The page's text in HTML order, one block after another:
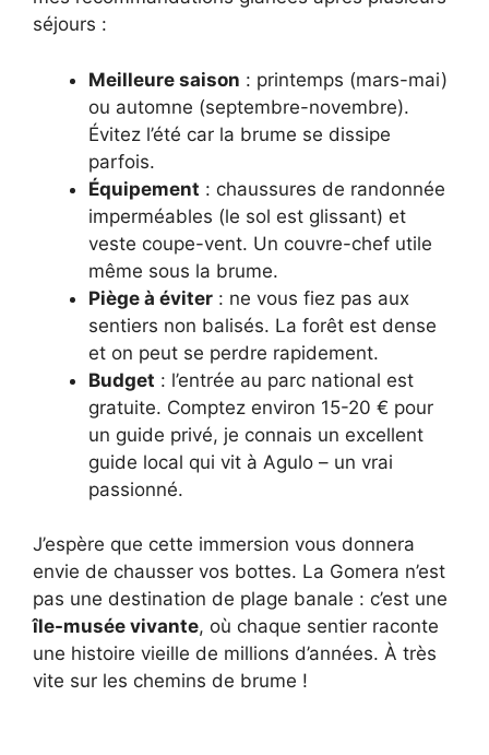
séjours :
Meilleure saison : printemps (mars-mai)
ou automne (septembre-novembre).
Évitez l’été car la brume se dissipe
parfois.
Équipement : chaussures de randonnée
imperméables (le sol est glissant) et
veste coupe-vent. Un couvre-chef utile
même sous la brume.
Piège à éviter : ne vous fiez pas aux
sentiers non balisés. La forêt est dense
et on peut se perdre rapidement.
Budget : l’entrée au parc national est
gratuite. Comptez environ 15-20 € pour
un guide privé, je connais un excellent
guide local qui vit à Agulo – un vrai
passionné.
J’espère que cette immersion vous donnera
envie de chausser vos bottes. La Gomera n’est
pas une destination de plage banale : c’est une
île-musée vivante, où chaque sentier raconte
une histoire vieille de millions d’années. À très
vite sur les chemins de brume !